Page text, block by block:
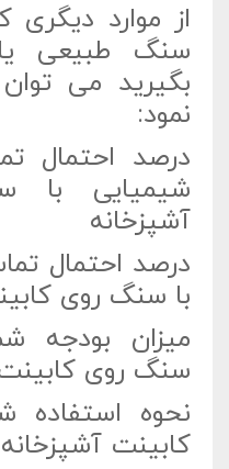
از موارد دیگری
سنگ طبیعی
بگیرید می توان
نمود:
درصد احتمال
شیمیایی با
آشپزخانه
درصد احتمال
با سنگ روی
میزان بودجه
سنگ روی
نحوه
کابینت آشپزخانه